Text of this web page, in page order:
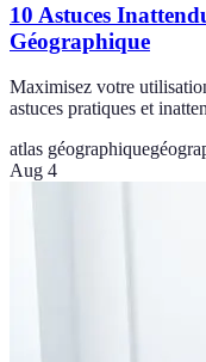
10 Astuces
Géographique
Maximisez votre
astuces pratiques et
atlas géographique
Aug 4